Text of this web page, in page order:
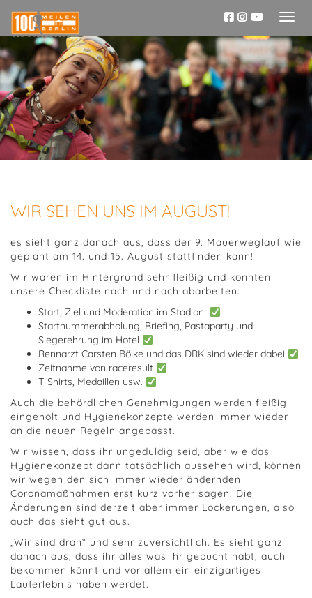
WIR SEHEN UNS IM AUGUST!
es sieht ganz danach aus, dass der 9. Mauerweglauf wie
geplant am 14. und 15. August stattfinden kann!
Wir waren im Hintergrund sehr fleißig und konnten
unsere Checkliste nach und nach abarbeiten:
Start, Ziel und Moderation im Stadion
Startnummerabholung, Briefing, Pastaparty und
Siegerehrung im Hotel
Rennarzt Carsten Bölke und das DRK sind wieder dabei
Zeitnahme von raceresult
T-Shirts, Medaillen usw.
Auch die behördlichen Genehmigungen werden fleißig
eingeholt und Hygienekonzepte werden immer wieder
an die neuen Regeln angepasst.
Wir wissen, dass ihr ungeduldig seid, aber wie das
Hygienekonzept dann tatsächlich aussehen wird, können
wir wegen den sich immer wieder ändernden
Coronamaßnahmen erst kurz vorher sagen. Die
Änderungen sind derzeit aber immer Lockerungen, also
auch das sieht gut aus.
„Wir sind dran“ und sehr zuversichtlich. Es sieht ganz
danach aus, dass ihr alles was ihr gebucht habt, auch
bekommen könnt und vor allem ein einzigartiges
Lauferlebnis haben werdet.